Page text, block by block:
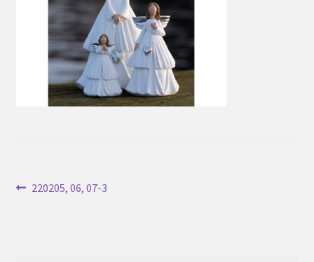
Inläggsnavigering
Föregående
220205, 06, 07-3